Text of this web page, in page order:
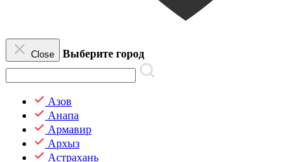
Close Выберите город
Азов
Анапа
Армавир
Архыз
Астрахань